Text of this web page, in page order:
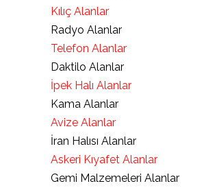
Kılıç Alanlar
Radyo Alanlar
Telefon Alanlar
Daktilo Alanlar
İpek Halı Alanlar
Kama Alanlar
Avize Alanlar
İran Halısı Alanlar
Askeri Kıyafet Alanlar
Gemi Malzemeleri Alanlar